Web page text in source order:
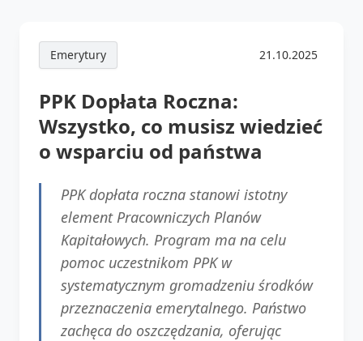
Emerytury 21.10.2025
PPK Dopłata Roczna:
Wszystko, co musisz wiedzieć
o wsparciu od państwa
PPK dopłata roczna stanowi istotny
element Pracowniczych Planów
Kapitałowych. Program ma na celu
pomoc uczestnikom PPK w
systematycznym gromadzeniu środków
przeznaczenia emerytalnego. Państwo
zachęca do oszczędzania, oferując